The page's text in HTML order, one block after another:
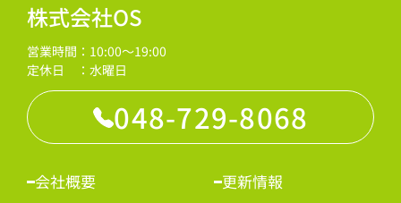
株式会社OS
営業時間：10:00～19:00
定休日 ：水曜日
048-729-8068
会社概要 更新情報